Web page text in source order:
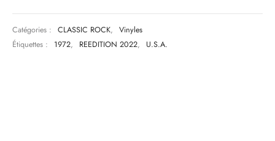
Catégories : CLASSIC ROCK,
Vinyles
Étiquettes :
1972, REEDITION 2022, U.S.A.
CLASSIQUE